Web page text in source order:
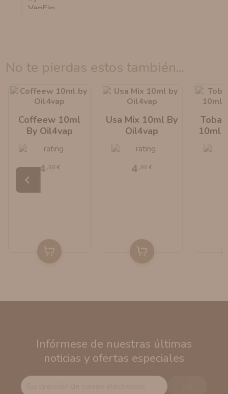
no te pierdas estos también...
Coffeew 10ml
By Oil4vap
4 ,50 €
Usa Mix 10ml By
Oil4vap
4 ,90 €
10ml
Infórmese de nuestras últimas
noticias y ofertas especiales